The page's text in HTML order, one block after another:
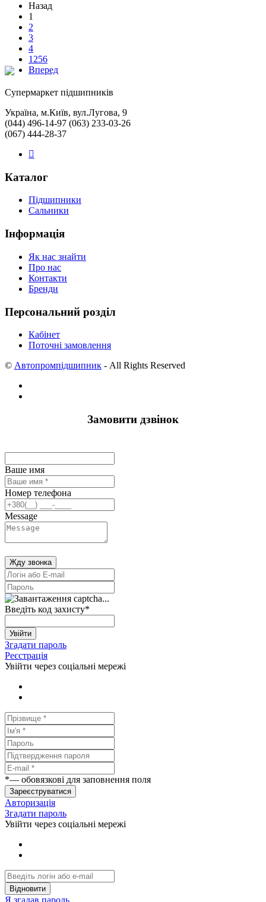
Назад
1
2
3
4
1256
Вперед
Cупермаркет підшипників
Україна, м.Київ, вул.Лугова, 9
(044) 496-14-97 (063) 233-03-26
(067) 444-28-37
Каталог
Підшипники
Сальники
Інформація
Як нас знайти
Про нас
Контакти
Бренди
Персональний розділ
Кабінет
Поточні замовлення
© Автопромпідшипник - All Rights Reserved
Замовити дзвінок
Ваше имя
Номер телефона
Message
Жду звонка
Введіть код захисту*
Увійти
Згадати пароль
Реєстрація
Увійти через соціальні мережі
*— обовязкові для заповнення поля
Зареєструватися
Авторизація
Згадати пароль
Увійти через соціальні мережі
Відновити
Я згадав пароль